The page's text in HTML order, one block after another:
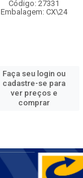
Código: 27331
Embalagem: CX\24
Faça seu login ou
cadastre-se para
ver preços e
comprar